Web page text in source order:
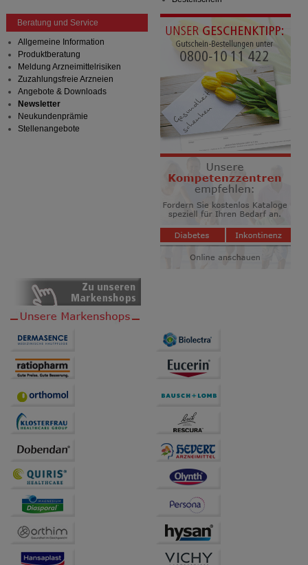
Beratung und Service
Allgemeine Information
Produktberatung
Meldung Arzneimittelrisiken
Zuzahlungsfreie Arzneien
Angebote & Downloads
Newsletter
Neukundenprämie
Stellenangebote